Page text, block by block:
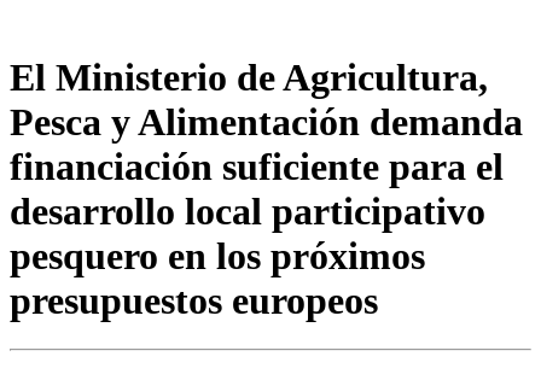
El Ministerio de Agricultura,
Pesca y Alimentación demanda
financiación suficiente para el
desarrollo local participativo
pesquero en los próximos
presupuestos europeos